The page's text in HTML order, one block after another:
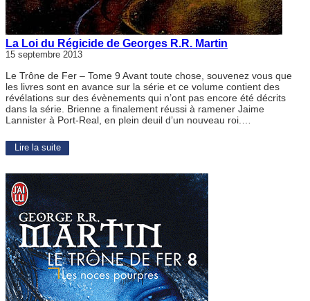
La Loi du Régicide de Georges R.R. Martin
15 septembre 2013
Le Trône de Fer – Tome 9 Avant toute chose, souvenez vous que
les livres sont en avance sur la série et ce volume contient des
révélations sur des évènements qui n’ont pas encore été décrits
dans la série. Brienne a finalement réussi à ramener Jaime
Lannister à Port-Real, en plein deuil d’un nouveau roi.…
Lire la suite